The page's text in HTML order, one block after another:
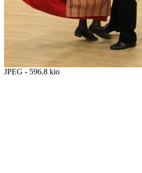
JPEG - 596.8 kio